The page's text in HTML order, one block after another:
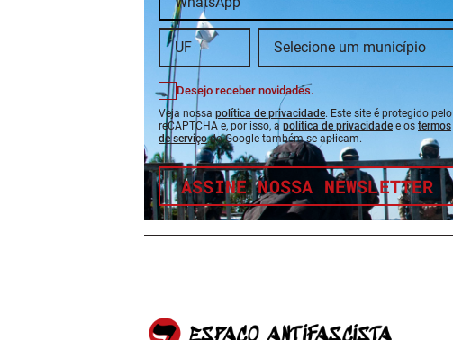
Desejo receber novidades.
Veja nossa política de privacidade. Este site é protegido pelo
reCAPTCHA e, por isso, a política de privacidade e os termos
de serviçodo Google também se aplicam.
ASSINE NOSSA NEWSLETTER